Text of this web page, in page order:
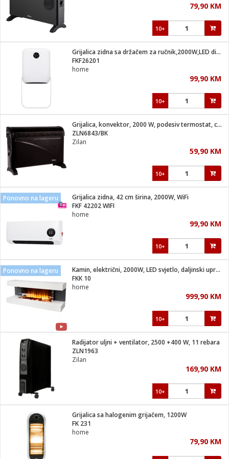
79,90 KM
10+
Grijalica zidna sa držačem za ručnik,2000W,LED display,IP22
FKF26201
home
99,90 KM
10+
Grijalica, konvektor, 2000 W, podesiv termostat, crna
ZLN6843/BK
Zilan
59,90 KM
10+
Ponovno na lageru
Grijalica zidna, 42 cm širina, 2000W, WiFi
FKF 42202 WIFI
home
99,90 KM
10+
Ponovno na lageru
Kamin, električni, 2000W, LED svjetlo, daljinski upravljač
FKK 10
home
999,90 KM
10+
Radijator uljni + ventilator, 2500 +400 W, 11 rebara
ZLN1963
Zilan
169,90 KM
10+
Grijalica sa halogenim grijačem, 1200W
FK 231
home
79,90 KM